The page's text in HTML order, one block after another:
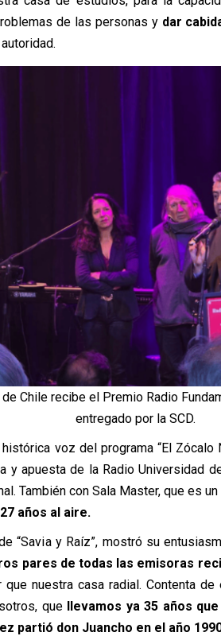
de las personas y dar
Chile recibe el Premio Radio
entregado por la SCD.
voz del programa “El
y apuesta de la Radio Universidad
También con Sala Master, que es
27 años al aire.
“Savia y Raíz”, mostró su
pares de todas las emisoras
que nuestra casa radial. Contenta
que llevamos ya 35 años
partió don Juancho en el año